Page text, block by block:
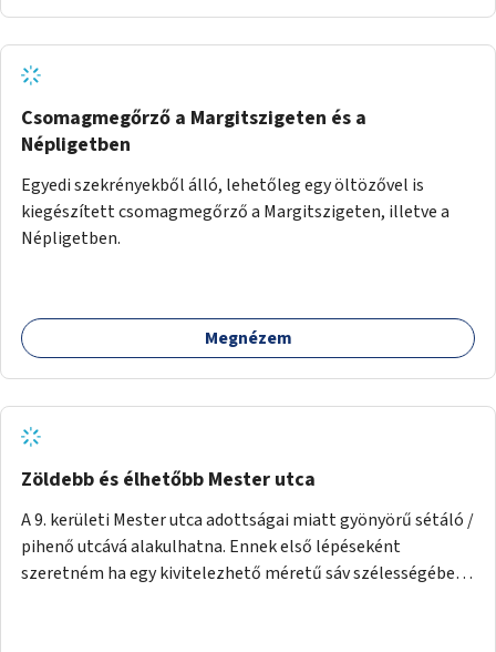
Csomagmegőrző a Margitszigeten és a
Népligetben
Egyedi szekrényekből álló, lehetőleg egy öltözővel is
kiegészített csomagmegőrző a Margitszigeten, illetve a
Népligetben.
Megnézem
Zöldebb és élhetőbb Mester utca
A 9. kerületi Mester utca adottságai miatt gyönyörű sétáló /
pihenő utcává alakulhatna. Ennek első lépéseként
szeretném ha egy kivitelezhető méretű sáv szélességében